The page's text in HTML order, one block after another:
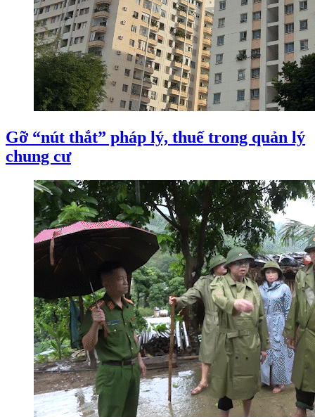
Gỡ “nút thắt” pháp lý, thuế trong quản lý
chung cư